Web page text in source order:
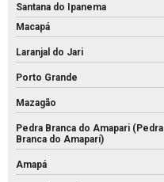
Santana do Ipanema
Macapá
Laranjal do Jari
Porto Grande
Mazagão
Pedra Branca do Amapari (Pedra
Branca do Amaparí)
Amapá